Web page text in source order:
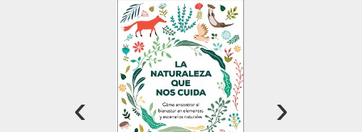
información sobre el uso que haga del sitio web con
nuestros partners de redes sociales, publicidad y análisis
web, quienes pueden combinarla con otra información
que les haya proporcionado o que hayan recopilado a
partir del uso que haya hecho de sus servicios.
‹ ›